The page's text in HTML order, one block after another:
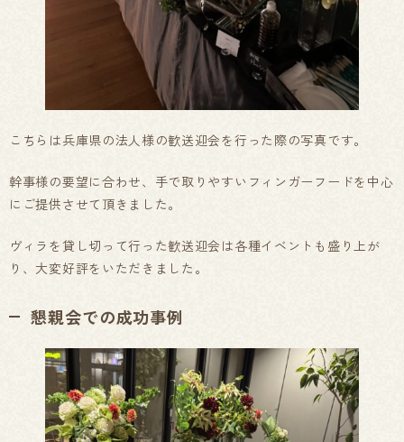
こちらは兵庫県の法人様の歓送迎会を行った際の写真です。
幹事様の要望に合わせ、手で取りやすいフィンガーフードを中心
にご提供させて頂きました。
ヴィラを貸し切って行った歓送迎会は各種イベントも盛り上が
り、大変好評をいただきました。
懇親会での成功事例